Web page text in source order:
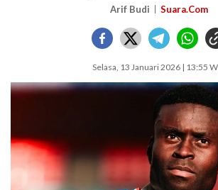
Arif Budi Suara.Com
Selasa, 13 Januari 2026 | 13:55